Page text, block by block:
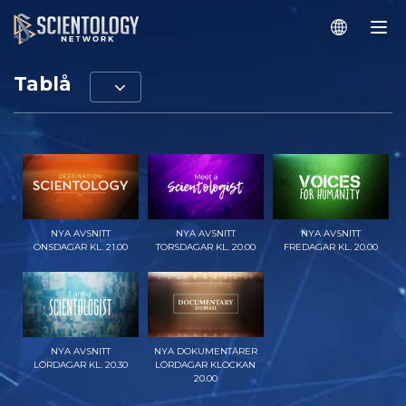
Tablå
UTFORSKA
SERIEN
NYA AVSNITT
ONSDAGAR KL. 21.00
UTFORSKA
SERIEN
NYA AVSNITT
TORSDAGAR KL. 20.00
NYA AVSNITT
FREDAGAR KL. 20.00
NYA AVSNITT
LÖRDAGAR KL. 20.30
NYA DOKUMENTÄRER
LÖRDAGAR KLOCKAN
20.00